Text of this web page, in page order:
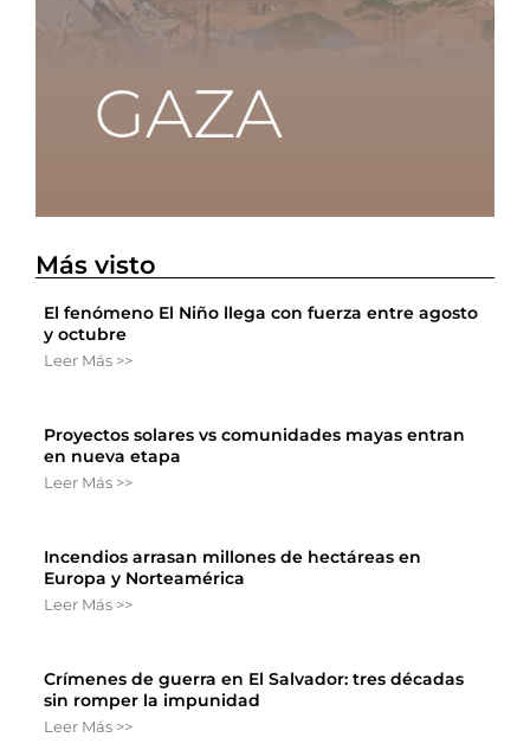
Más visto
El fenómeno El Niño llega con fuerza entre agosto
y octubre
Leer Más >>
Proyectos solares vs comunidades mayas entran
en nueva etapa
Leer Más >>
Incendios arrasan millones de hectáreas en
Europa y Norteamérica
Leer Más >>
Crímenes de guerra en El Salvador: tres décadas
sin romper la impunidad
Leer Más >>